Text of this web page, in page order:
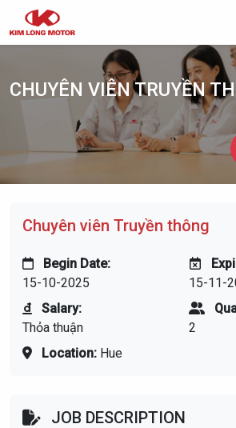
CHUYÊN VIÊN TRUYỀN
Chuyên viên Truyền thông
Begin Date:
15-10-2025
15-11-
Salary:
Thỏa thuận
2
Location: Hue
JOB DESCRIPTION